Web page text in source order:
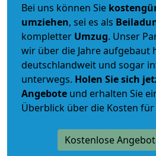
Bei uns können Sie
umziehen, sei es als
kompletter Umzug. Unser
wir über die Jahre aufgebaut
deutschlandweit und sogar
unterwegs. Holen Sie sich
Angebote und erhalten Sie
Überblick über die Kosten
Kostenlose